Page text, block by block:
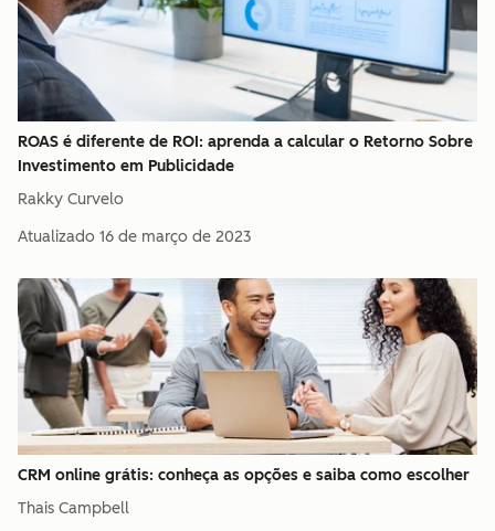
ROAS é diferente de ROI: aprenda a calcular o Retorno Sobre
Investimento em Publicidade
Rakky Curvelo
Atualizado 16 de março de 2023
CRM online grátis: conheça as opções e saiba como escolher
Thais Campbell